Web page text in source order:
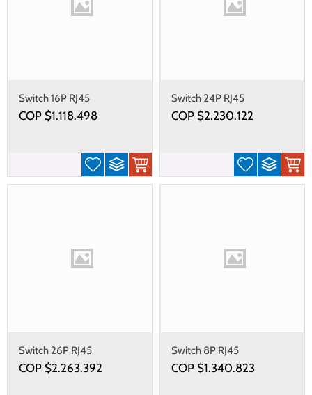
Switch 16P RJ45
10M/100M/1G PoE+ (PSE)
(123W max)
COP $1.118.498
Switch 24P RJ45
10M/100M/1G PoE+ (PSE)
(370W max)
COP $2.230.122
Switch 26P RJ45
10M/100M/1G PoE+ (PSE)
2P SFP (370W max)
COP $2.263.392
Switch 8P RJ45
10M/100M/1G PoE+ (PSE)
(240W max)
COP $1.340.823